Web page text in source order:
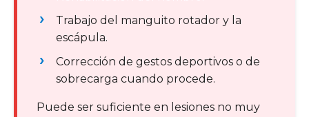
Trabajo del manguito rotador y la
escápula.
Corrección de gestos deportivos o de
sobrecarga cuando procede.
Puede ser suficiente en lesiones no muy